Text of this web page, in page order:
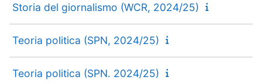
Storia del giornalismo (WCR, 2024/25)
Teoria politica (SPN, 2024/25)
Teoria politica (SPN. 2024/25)